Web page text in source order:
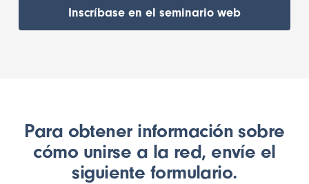
Inscríbase en el seminario web
Para obtener información sobre
cómo unirse a la red, envíe el
siguiente formulario.